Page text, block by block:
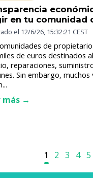
en tu comunidad
el 12/6/26, 15:32:21 CEST
de
de euros destinados
reparaciones,
Sin embargo, muchos
más →
1 2 3 4 5